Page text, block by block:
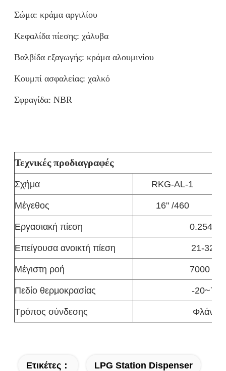
Σώμα: κράμα αργιλίου
Κεφαλίδα πίεσης: χάλυβα
Βαλβίδα εξαγωγής: κράμα αλουμινίου
Κουμπί ασφαλείας: χαλκό
Σφραγίδα: NBR
Τεχνικές προδιαγραφές
Σχήμα
RKG-AL-1
Μέγεθος
16" /460
Εργασιακή πίεση
0.254
Επείγουσα ανοικτή πίεση
21-
Μέγιστη ροή
7000
Πεδίο θερμοκρασίας
-
Τρόπος σύνδεσης
Ετικέτες： LPG Station Dispenser